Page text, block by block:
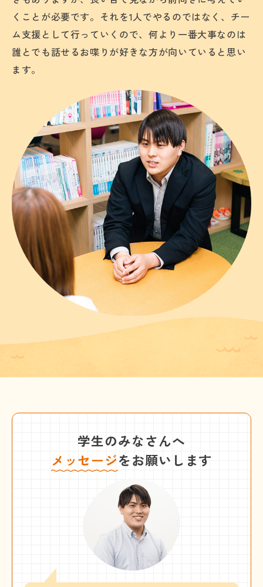
くことが必要です。それを1人でやるのではなく、チー
ム支援として行っていくので、何より一番大事なのは
誰とでも話せるお喋りが好きな方が向いていると思い
ます。
学生のみなさんへ
メッセージをお願いします